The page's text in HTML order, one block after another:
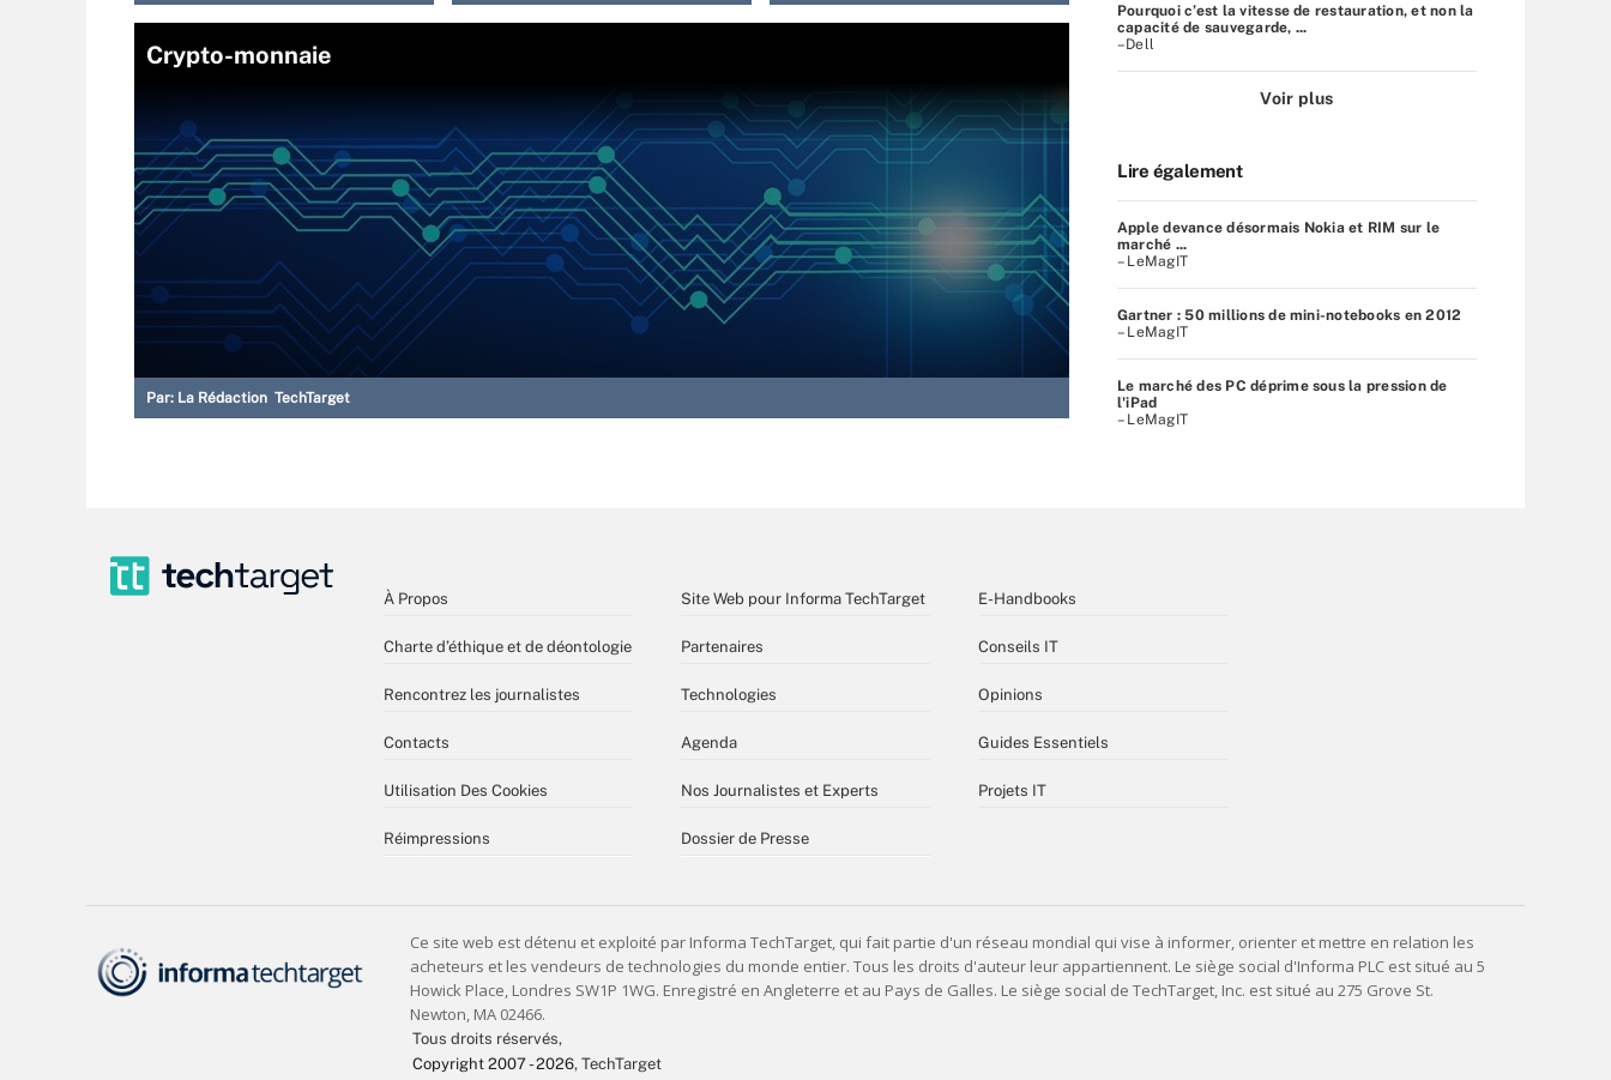
Crypto-monnaie
Par: La Rédaction TechTarget
Pourquoi c’est la vitesse de restauration, et non la
capacité de sauvegarde, ...
–Dell
Voir plus
Lire également
Apple devance désormais Nokia et RIM sur le
marché ...
– LeMagIT
Gartner : 50 millions de mini-notebooks en 2012
– LeMagIT
Le marché des PC déprime sous la pression de
l'iPad
– LeMagIT
À Propos
Charte d’éthique et de déontologie
Rencontrez les journalistes
Contacts
Utilisation Des Cookies
Réimpressions
Site Web pour Informa TechTarget
Partenaires
Technologies
Agenda
Nos Journalistes et Experts
Dossier de Presse
E-Handbooks
Conseils IT
Opinions
Guides Essentiels
Projets IT
Tous droits réservés,
Copyright 2007 - 2026, TechTarget